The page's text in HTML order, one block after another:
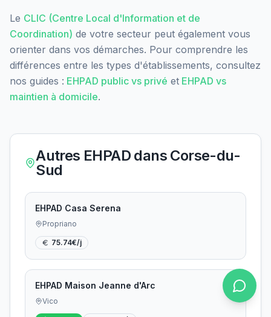
Le CLIC (Centre Local d'Information et de
Coordination) de votre secteur peut également vous
orienter dans vos démarches. Pour comprendre les
différences entre les types d'établissements, consultez
nos guides : EHPAD public vs privé et EHPAD vs
maintien à domicile.
Autres EHPAD dans Corse-du-
Sud
EHPAD Casa Serena
Propriano
75.74€/j
EHPAD Maison Jeanne d'Arc
Vico